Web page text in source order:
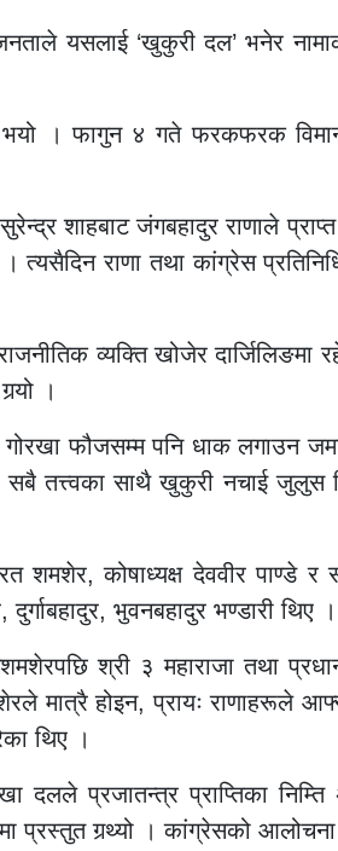
यसलाई ‘खुकुरी दल’ भनेर
। फागुन ४ गते फरकफरक
शाहबाट जंगबहादुर राणाले
त्यसैदिन राणा तथा कांग्रेस
व्यक्ति खोजेर दार्जिलिङमा
।
गोरखा फौजसम्म पनि धाक लगाउन
सबै तत्त्वका साथै खुकुरी नचाई जुलुस
शमशेर, कोषाध्यक्ष देववीर पाण्डे र
भुवनबहादुर भण्डारी थिए ।
श्री ३ महाराजा तथा
मात्रै होइन, प्रायः राणाहरूले
थिए ।
दलले प्रजातन्त्र प्राप्तिका निम्ति
प्रस्तुत गर्‍थ्यो । कांग्रेसको